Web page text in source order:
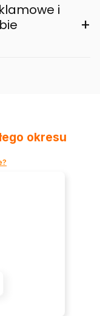
i
+
okresu